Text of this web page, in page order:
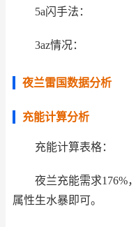
5a闪手法：
3az情况：
夜兰雷国数据分析
充能计算分析
充能计算表格：
夜兰充能需求176%
属性生水暴即可。